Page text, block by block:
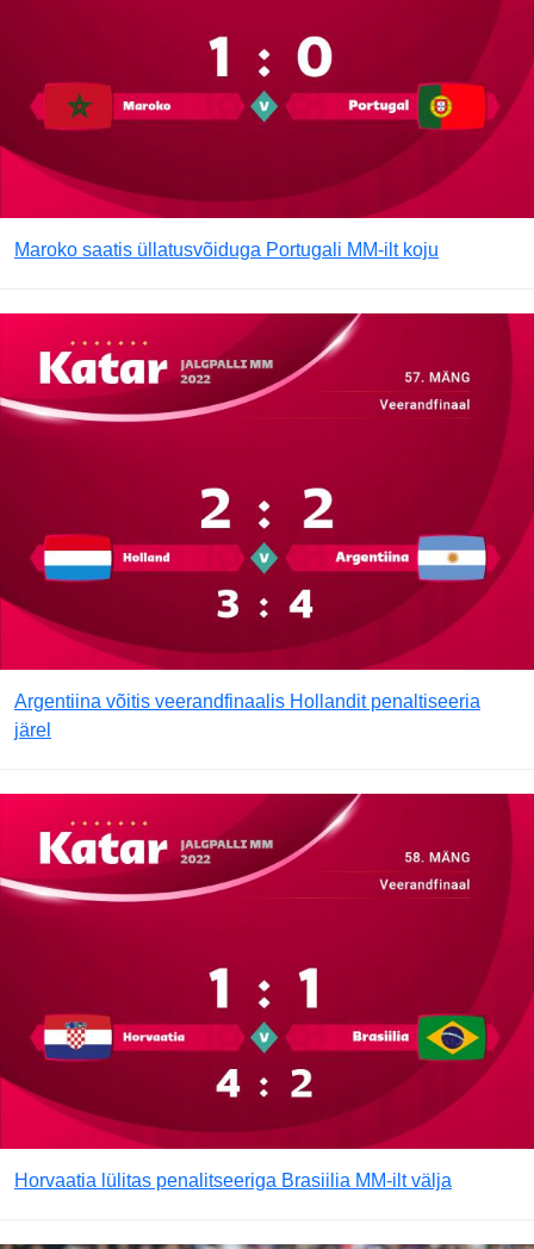
Maroko saatis üllatusvõiduga Portugali MM-ilt koju
Argentiina võitis veerandfinaalis Hollandit penaltiseeria
järel
Horvaatia lülitas penalitseeriga Brasiilia MM-ilt välja